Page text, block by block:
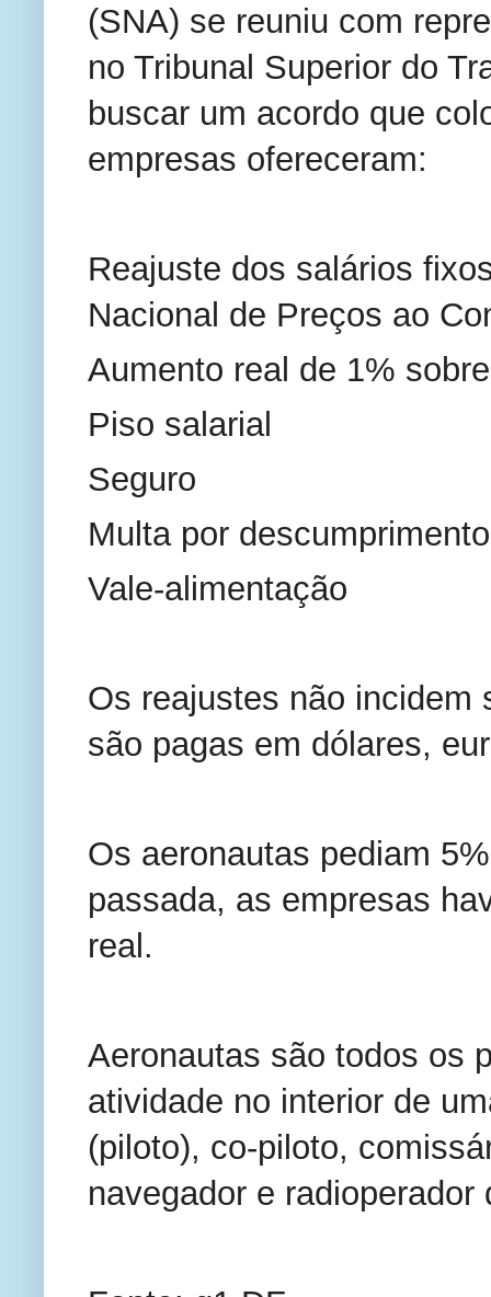
(SNA) se reuniu com
no Tribunal Superior do
buscar um acordo que
empresas ofereceram:
Reajuste dos salários
Nacional de Preços ao
Aumento real de 1%
Piso salarial
Seguro
Multa por
Vale-alimentação
Os reajustes não incidem
são pagas em dólares,
Os aeronautas pediam
passada, as empresas
real.
Aeronautas são todos os
atividade no interior de
(piloto), co-piloto,
navegador e radioperador